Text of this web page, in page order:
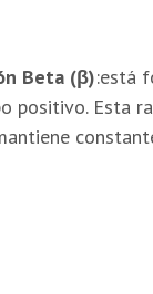
Beta (β):está
positivo. Esta